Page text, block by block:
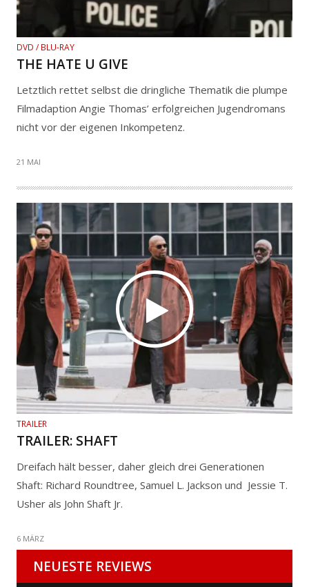
DVD / BLU-RAY
THE HATE U GIVE
Letztlich rettet selbst die dringliche Thematik die plumpe
Filmadaption Angie Thomas’ erfolgreichen Jugendromans
nicht vor der eigenen Inkompetenz.
21 MAI
TRAILER
TRAILER: SHAFT
Dreifach hält besser, daher gleich drei Generationen
Shaft: Richard Roundtree, Samuel L. Jackson und Jessie T.
Usher als John Shaft Jr.
6 MÄRZ
NEUESTE REVIEWS